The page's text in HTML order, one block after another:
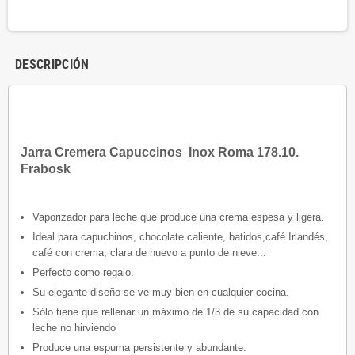
DESCRIPCIÓN
Jarra Cremera Capuccinos Inox Roma 178.10.
Frabosk
Vaporizador para leche que produce una crema espesa y ligera.
Ideal para capuchinos, chocolate caliente, batidos,café Irlandés,
café con crema, clara de huevo a punto de nieve...
Perfecto como regalo.
Su elegante diseño se ve muy bien en cualquier cocina.
Sólo tiene que rellenar un máximo de 1/3 de su capacidad con
leche no hirviendo
Produce una espuma persistente y abundante.